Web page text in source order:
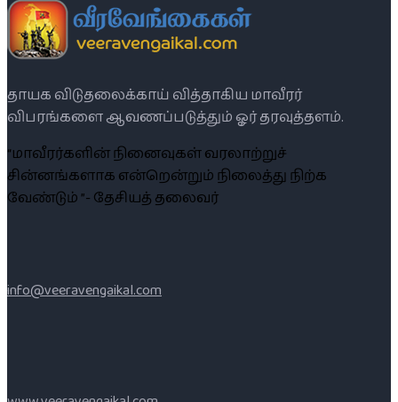
தாயக விடுதலைக்காய் வித்தாகிய மாவீரர்
விபரங்களை ஆவணப்படுத்தும் ஓர் தரவுத்தளம்.
“மாவீரர்களின் நினைவுகள் வரலாற்றுச்
சின்னங்களாக என்றென்றும் நிலைத்து நிற்க
வேண்டும் ”- தேசியத் தலைவர்
info@veeravengaikal.com